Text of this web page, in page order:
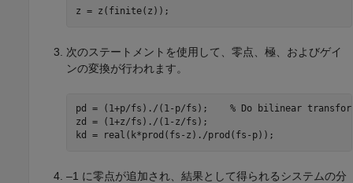
次のステートメントを使用して、零点、極、およびゲイ
ンの変換が行われます。
pd = (1+p/fs)./(1-p/fs); % Do bilinear
zd = (1+z/fs)./(1-z/fs);
–1 に零点が追加され、結果として得られるシステムの分